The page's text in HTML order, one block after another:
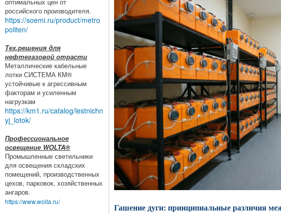
оптимальных цен от
российского производителя.
https://soemi.ru/product/metro
politen/
Тех.решения для
нефтегазовой отрасти
Металлические кабельные
лотки СИСТЕМА КМ®
устойчивые к агрессивным
факторам и усиленным
нагрузкам
https://km1.ru/catalog/lestnichn
yj_lotok/
Профессиональное
освещение WOLTA®
Промышленные светильники
для освещения складских
помещений, производственных
цехов, парковок, хозяйственных
ангаров.
https://www.wolta.ru/ Гашение дуги: принципиальные различия